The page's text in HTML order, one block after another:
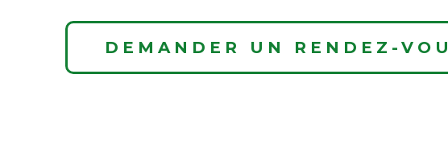
DEMANDER UN RENDEZ-